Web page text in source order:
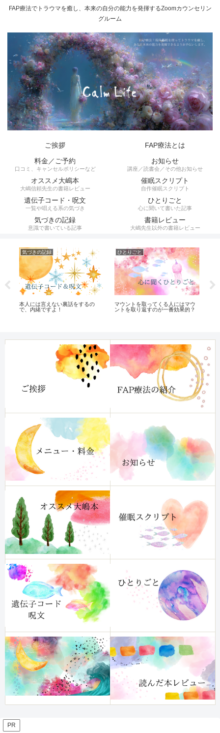
FAP療法でトラウマを癒し、本来の自分の能力を発揮するZoomカウンセリン
グルーム
ご挨拶
FAP療法とは
料金／ご予約
口コミ、キャンセルポリシーなど
お知らせ
講座／読書会／その他お知らせ
オススメ大嶋本
大嶋信頼先生の書籍レビュー
催眠スクリプト
自作催眠スクリプト
遺伝子コード・呪文
一覧や唱える系の気づき
ひとりごと
心に聞いて書いた記事
気づきの記録
意識で書いている記事
書籍レビュー
大嶋先生以外の書籍レビュー
気づきの記録
本人には言えない裏話をするの
で、内緒ですよ！
ひとりごと
マウントを取ってくる人にはマウ
ントを取り返すのが一番効果的？
PR